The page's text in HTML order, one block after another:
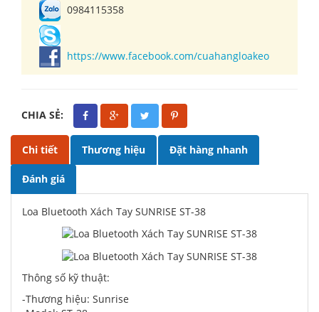
0984115358
https://www.facebook.com/cuahangloakeo
CHIA SẺ:
Chi tiết Thương hiệu Đặt hàng nhanh
Đánh giá
Loa Bluetooth Xách Tay SUNRISE ST-38
Thông số kỹ thuật:
-Thương hiệu: Sunrise